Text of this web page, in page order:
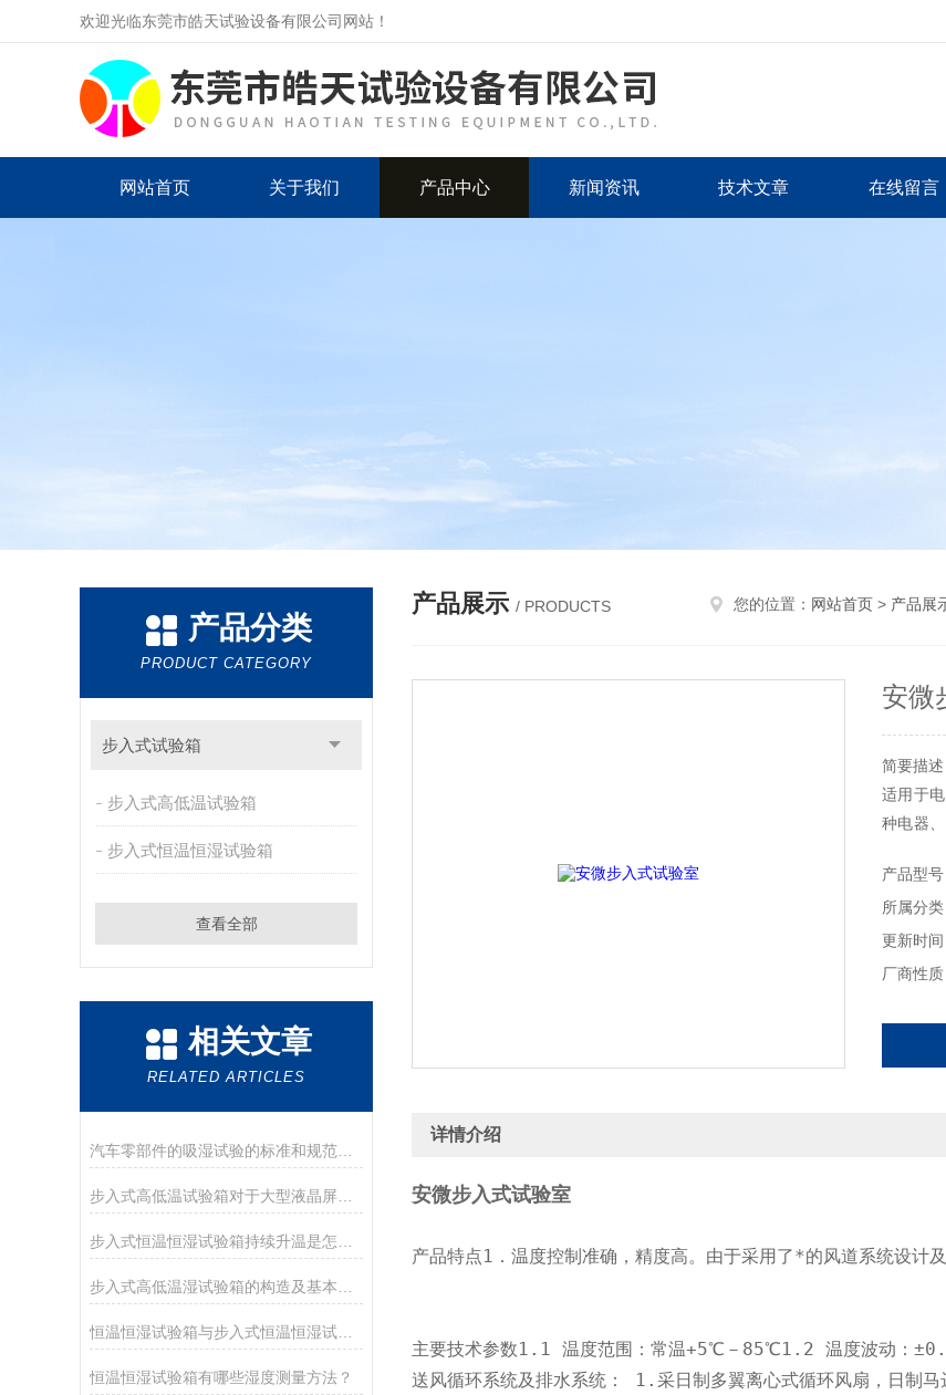
欢迎光临东莞市皓天试验设备有限公司网站！
网站首页 关于我们 产品中心 新闻资讯 技术文章 在线留言
产品分类
PRODUCT CATEGORY
步入式试验箱
步入式高低温试验箱
步入式恒温恒湿试验箱
查看全部
相关文章
RELATED ARTICLES
汽车零部件的吸湿试验的标准和规范有哪些？
恒温恒湿试验箱有哪些湿度测量方法？
产品展示 / PRODUCTS 您的位置： 网站首页 > 产品展
安微
简要描
适用于
种电器
能作出评
产品型
所属分
更新时
厂商性
详情介绍
安微步入式试验室
产品特点1．温度控制准确，精度高。由于采用了*的风道系统设
主要技术参数1.1 温度范围：常温+5℃－85℃1.2 温度波动：
送风循环系统及排水系统： 1.采日制多翼离心式循环风扇，日制